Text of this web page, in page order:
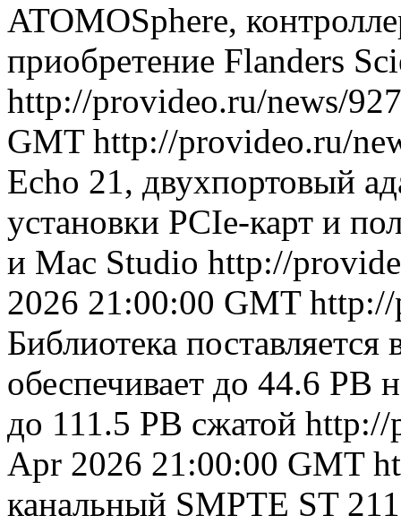
ATOMOSphere,
приобретение Flanders
http://provideo.ru/news/
GMT http://provideo.ru/
Echo 21, двухпортовый
установки PCIe-карт и
и Mac Studio http://
2026 21:00:00 GMT http://
Библиотека
обеспечивает до 44.6 PB
до 111.5 PB сжатой http://
Apr 2026 21:00:00 GMT
канальный SMPTE ST